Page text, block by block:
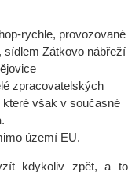
rychle, provozované
sídlem Zátkovo nábřeží
zpracovatelských
však v současné
území EU.
kdykoliv zpět, a to